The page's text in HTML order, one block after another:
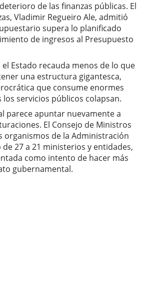
de las finanzas públicas. El
Vladimir Regueiro Ale, admitió
supera lo planificado
de ingresos al Presupuesto
Estado recauda menos de lo que
una estructura gigantesca,
que consume enormes
servicios públicos colapsan.
parece apuntar nuevamente a
El Consejo de Ministros
organismos de la Administración
de 27 a 21 ministerios y entidades,
como intento de hacer más
gubernamental.